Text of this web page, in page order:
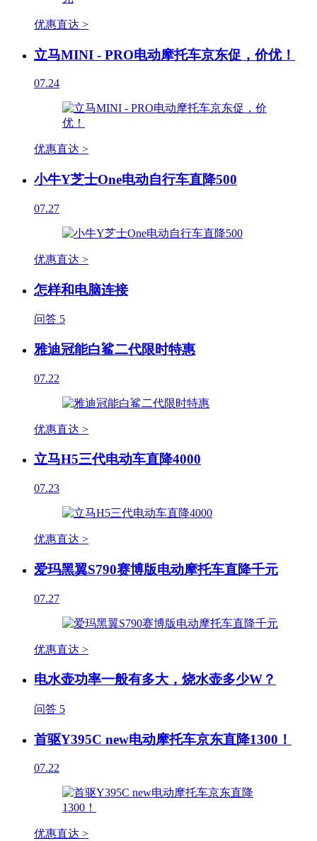
优惠直达 >
立马MINI - PRO电动摩托车京东促，价优！
07.24
优惠直达 >
小牛Y芝士One电动自行车直降500
07.27
优惠直达 >
怎样和电脑连接
问答 5
雅迪冠能白鲨二代限时特惠
07.22
优惠直达 >
立马H5三代电动车直降4000
07.23
优惠直达 >
爱玛黑翼S790赛博版电动摩托车直降千元
07.27
优惠直达 >
电水壶功率一般有多大，烧水壶多少W？
问答 5
首驱Y395C new电动摩托车京东直降1300！
07.22
优惠直达 >